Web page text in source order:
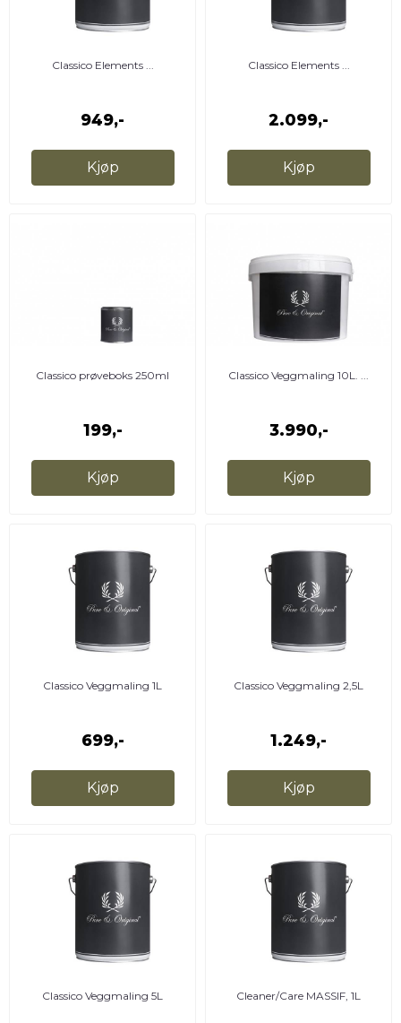
Classico Elements ...
949,-
Kjøp
Classico Elements ...
2.099,-
Kjøp
Classico prøveboks 250ml
199,-
Kjøp
Classico Veggmaling 10L. ...
3.990,-
Kjøp
Classico Veggmaling 1L
699,-
Kjøp
Classico Veggmaling 2,5L
1.249,-
Kjøp
Classico Veggmaling 5L Cleaner/Care MASSIF, 1L